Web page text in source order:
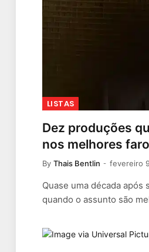
LISTAS
Dez produções
nos melhores
By Thais Bentlin fevereiro
Quase uma década
quando o assunto são